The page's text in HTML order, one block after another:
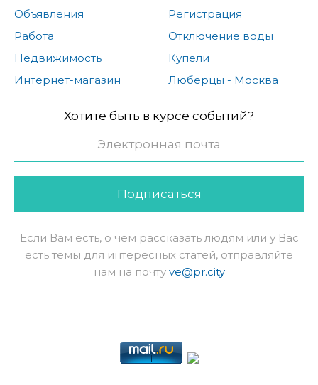
Объявления
Работа
Недвижимость
Интернет-магазин
Регистрация
Отключение воды
Купели
Люберцы - Москва
Хотите быть в курсе событий?
Подписаться
Если Вам есть, о чем рассказать людям или у Вас
есть темы для интересных статей, отправляйте
нам на почту ve@pr.city